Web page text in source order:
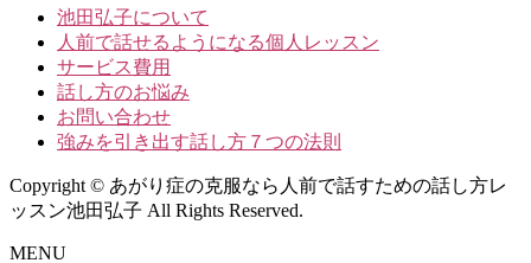
池田弘子について
人前で話せるようになる個人レッスン
サービス費用
話し方のお悩み
お問い合わせ
強みを引き出す話し方７つの法則
Copyright © あがり症の克服なら人前で話すための話し方レ
ッスン池田弘子 All Rights Reserved.
MENU